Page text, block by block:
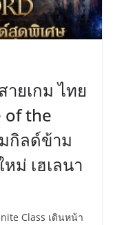
ยเกม ไทย
of the
กิลด์ข้าม
ม่ เฮเลนา
Class เดินหน้า